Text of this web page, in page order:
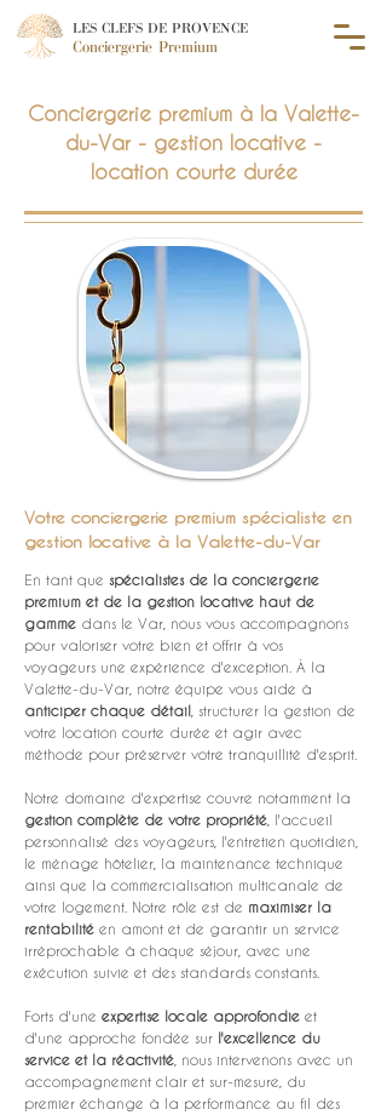
LES CLEFS DE PROVENCE
Conciergerie Premium
Conciergerie premium à la Valette-
du-Var - gestion locative -
location courte durée
Votre conciergerie premium spécialiste en
gestion locative à la Valette-du-Var
En tant que spécialistes de la conciergerie
premium et de la gestion locative haut de
gamme dans le Var, nous vous accompagnons
pour valoriser votre bien et offrir à vos
voyageurs une expérience d'exception. À la
Valette-du-Var, notre équipe vous aide à
anticiper chaque détail , structurer la gestion de
votre location courte durée et agir avec
méthode pour préserver votre tranquillité d'esprit.
Notre domaine d'expertise couvre notamment la
gestion complète de votre propriété , l'accueil
personnalisé des voyageurs, l'entretien quotidien,
le ménage hôtelier, la maintenance technique
ainsi que la commercialisation multicanale de
votre logement. Notre rôle est de maximiser la
rentabilité en amont et de garantir un service
irréprochable à chaque séjour, avec une
exécution suivie et des standards constants.
Forts d'une expertise locale approfondie et
d'une approche fondée sur l'excellence du
service et la réactivité , nous intervenons avec un
accompagnement clair et sur-mesure, du
premier échange à la performance au fil des